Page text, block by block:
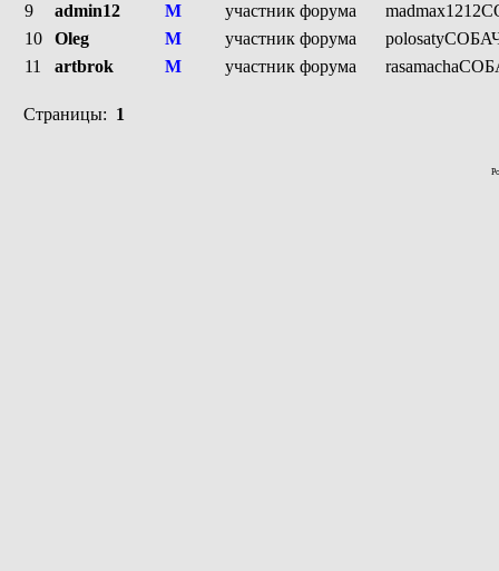
9
admin12 М участник форума
10
Oleg М участник форума
11
artbrok М участник форума
Страницы: 1